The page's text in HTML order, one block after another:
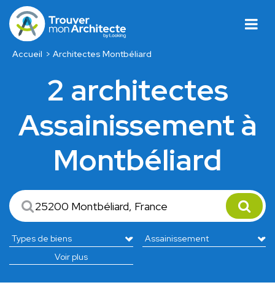
Accueil Architectes Montbéliard
2 architectes
Assainissement à
Montbéliard
Voir plus